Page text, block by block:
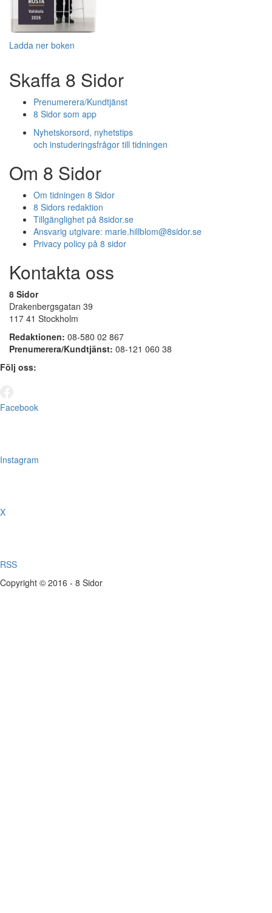
Ladda ner boken
Skaffa 8 Sidor
Prenumerera/Kundtjänst
8 Sidor som app
Nyhetskorsord, nyhetstips
och instuderingsfrågor till tidningen
Om 8 Sidor
Om tidningen 8 Sidor
8 Sidors redaktion
Tillgänglighet på 8sidor.se
Ansvarig utgivare: marie.hillblom@8sidor.se
Privacy policy på 8 sidor
Kontakta oss
8 Sidor
Drakenbergsgatan 39
117 41 Stockholm
Redaktionen: 08-580 02 867
Prenumerera/Kundtjänst: 08-121 060 38
Följ oss:
Facebook
Instagram
X
RSS
Copyright © 2016 - 8 Sidor